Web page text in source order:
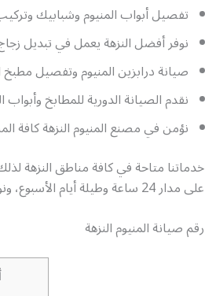
تفصيل أبواب المنيوم وشبابيك
نوفر أفضل النزهة يعمل في تبديل
صيانة درابزين المنيوم وتفصيل مطبخ
نقدم الصيانة الدورية للمطابخ
نؤمن في مصنع المنيوم النزهة كافة
خدماتنا متاحة في كافة مناطق النزهة
على مدار 24 ساعة وطيلة أيام الأسبوع، ونوفر لكم أحدث الموديلات العصرية وبأسعار رخيصة جداً.
رقم صيانة المنيوم النزهة